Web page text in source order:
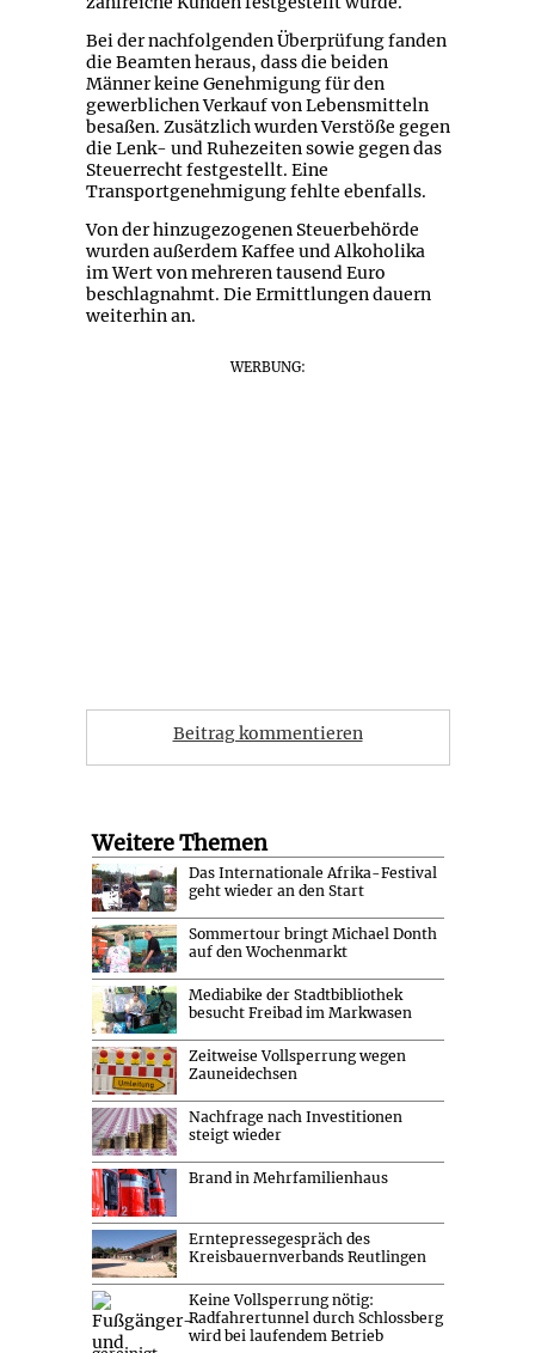
Bei der nachfolgenden Überprüfung fanden
die Beamten heraus, dass die beiden
Männer keine Genehmigung für den
gewerblichen Verkauf von Lebensmitteln
besaßen. Zusätzlich wurden Verstöße gegen
die Lenk- und Ruhezeiten sowie gegen das
Steuerrecht festgestellt. Eine
Transportgenehmigung fehlte ebenfalls.
Von der hinzugezogenen Steuerbehörde
wurden außerdem Kaffee und Alkoholika
im Wert von mehreren tausend Euro
beschlagnahmt. Die Ermittlungen dauern
weiterhin an.
WERBUNG:
Beitrag kommentieren
Weitere Themen
Das Internationale Afrika-Festival
geht wieder an den Start
Sommertour bringt Michael Donth
auf den Wochenmarkt
Mediabike der Stadtbibliothek
besucht Freibad im Markwasen
Zeitweise Vollsperrung wegen
Zauneidechsen
Nachfrage nach Investitionen
steigt wieder
Brand in Mehrfamilienhaus
Erntepressegespräch des
Kreisbauernverbands Reutlingen
Keine Vollsperrung nötig:
Radfahrertunnel durch Schlossberg
wird bei laufendem Betrieb